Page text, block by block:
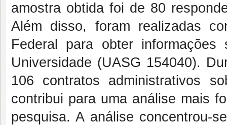
amostra obtida foi de 80
Além disso, foram realizadas
Federal para obter
Universidade (UASG 154040).
106 contratos administrativos
contribui para uma análise mais
pesquisa. A análise concentrou-